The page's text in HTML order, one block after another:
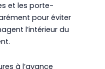
et les porte-
pour éviter
l’intérieur du
à l’avance